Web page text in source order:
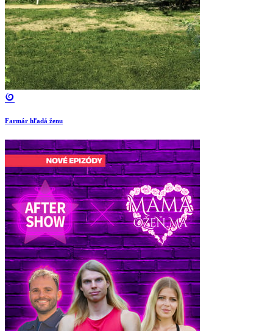
Farmár hľadá ženu